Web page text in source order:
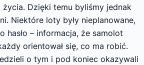
Dzięki temu byliśmy jednak
Niektóre loty były nieplanowane,
hasło – informacja, że samolot
orientował się, co ma robić.
o tym i pod koniec okazywali